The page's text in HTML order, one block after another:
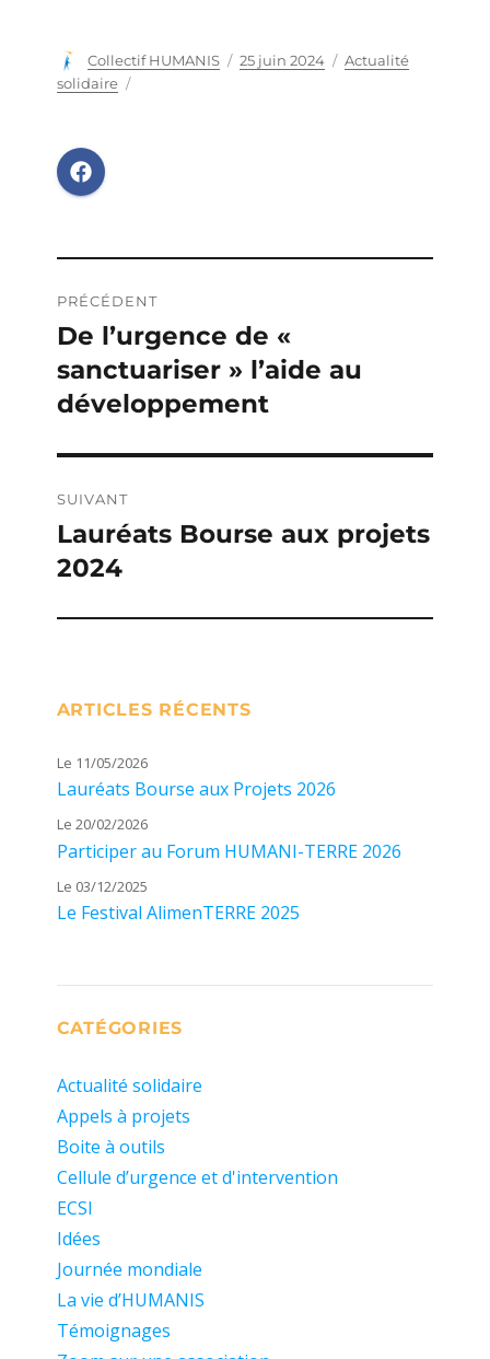
Auteur
Collectif HUMANIS
Publié
25 juin 2024 Catégories
Actualité
solidaire
de
l’article
PRÉCÉDENT
Publication
précédente :
De l’urgence de «
sanctuariser » l’aide au
développement
SUIVANT
Publication
suivante :
Lauréats Bourse aux projets
2024
ARTICLES RÉCENTS
Le 11/05/2026
Lauréats Bourse aux Projets 2026
Le 20/02/2026
Participer au Forum HUMANI-TERRE 2026
Le 03/12/2025
Le Festival AlimenTERRE 2025
CATÉGORIES
Actualité solidaire
Appels à projets
Boite à outils
Cellule d’urgence et d'intervention
ECSI
Idées
Journée mondiale
La vie d’HUMANIS
Témoignages